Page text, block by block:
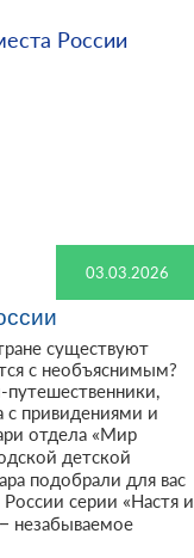
03.03.2026
существуют
с необъяснимым?
привидениями и
отдела «Мир
детской
подобрали для вас
серии «Настя и
незабываемое